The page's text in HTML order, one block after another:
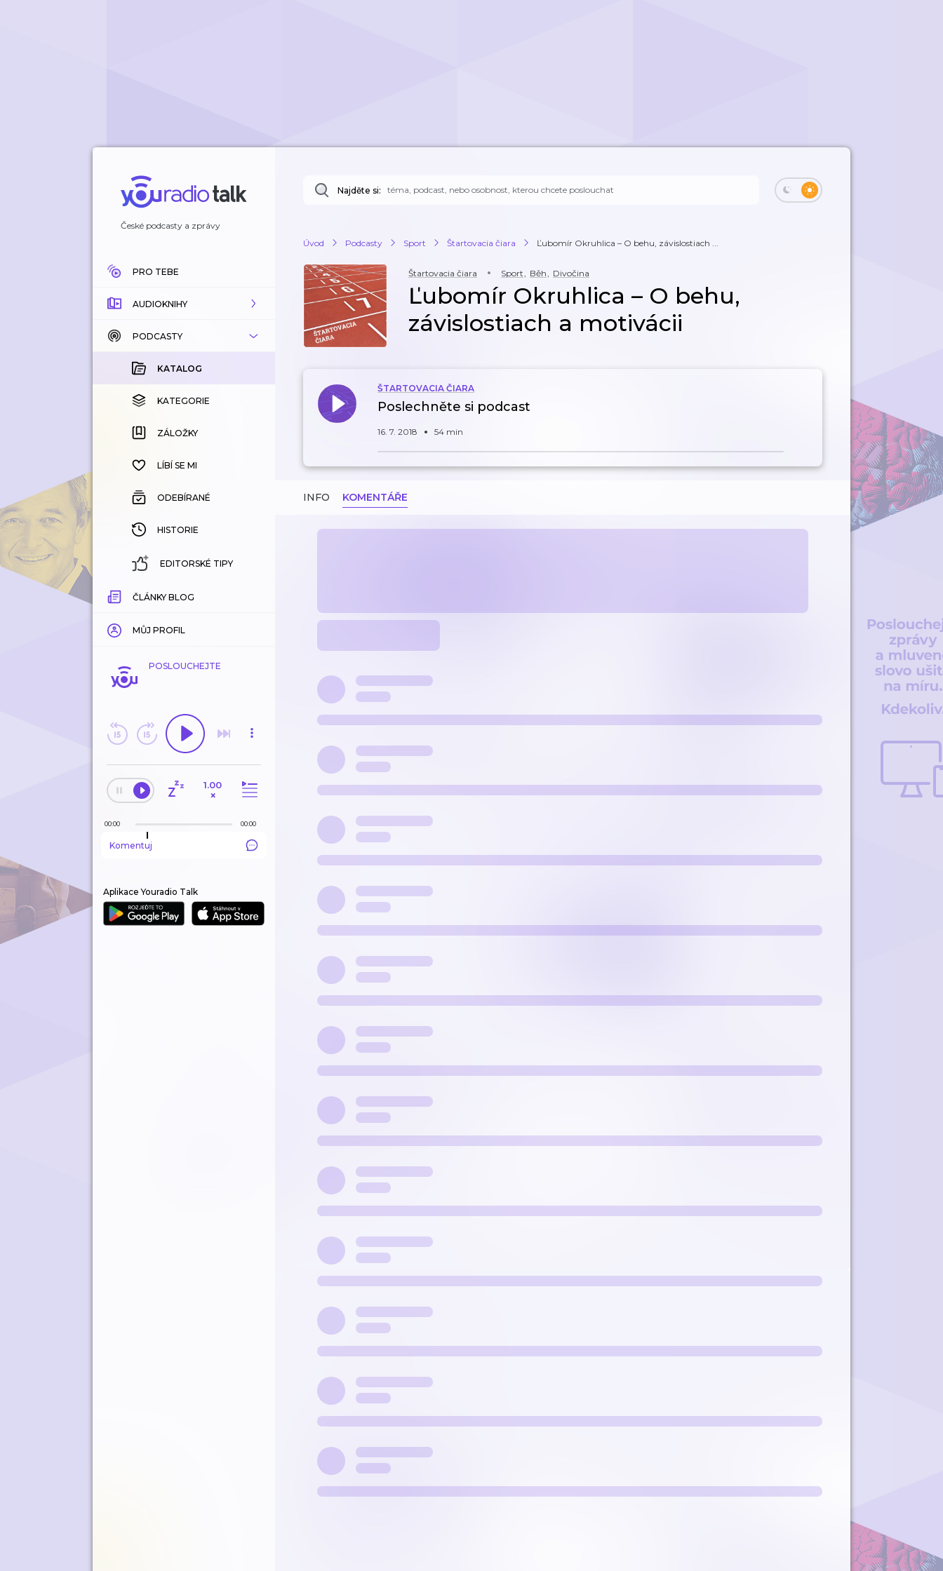
České podcasty a zprávy
PRO TEBE
AUDIOKNIHY
KATALOG
KOUPENÉ
KATEGORIE
ZÁLOŽKY
HISTORIE
PODCASTY
KATALOG
KATEGORIE
ZÁLOŽKY
LÍBÍ SE MI
ODEBÍRANÉ
HISTORIE
EDITORSKÉ TIPY
ČLÁNKY BLOG
MŮJ PROFIL
POSLOUCHEJTE
1.00
×
00:00 00:00
Komentuj
Aplikace Youradio Talk
Najděte si:
Úvod Podcasty Sport Štartovacia čiara Ľubomír Okruhlica – O behu, závislostiach ...
Štartovacia čiara Sport, Běh, Divočina
Ľubomír Okruhlica – O behu,
závislostiach a motivácii
ŠTARTOVACIA ČIARA
Poslechněte si podcast
16. 7. 2018 54 min
INFO KOMENTÁŘE